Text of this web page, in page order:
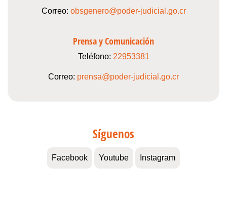
Correo: obsgenero@poder-judicial.go.cr
Prensa y Comunicación
Teléfono: 22953381
Correo: prensa@poder-judicial.go.cr
Síguenos
Facebook Youtube Instagram